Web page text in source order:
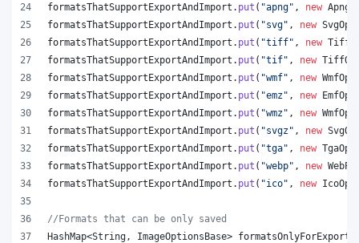
formatsThatSupportExportAndImport . put ( "apng" , new
formatsThatSupportExportAndImport . put ( "svg" , new
formatsThatSupportExportAndImport . put ( "tiff" , new
formatsThatSupportExportAndImport . put ( "tif" , new
formatsThatSupportExportAndImport . put ( "wmf" , new
formatsThatSupportExportAndImport . put ( "emz" , new
formatsThatSupportExportAndImport . put ( "wmz" , new
formatsThatSupportExportAndImport . put ( "svgz" , new
formatsThatSupportExportAndImport . put ( "tga" , new
formatsThatSupportExportAndImport . put ( "webp" , new
formatsThatSupportExportAndImport . put ( "ico" , new
//Formats that can be only saved
HashMap<String , ImageOptionsBase> formatsOnlyForExport